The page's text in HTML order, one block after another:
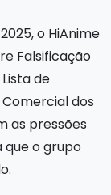
o HiAnime
Falsificação
de
dos
as pressões
que o grupo